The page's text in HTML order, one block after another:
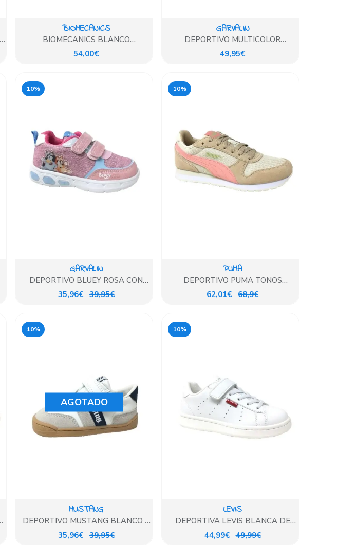
BIOMECANICS
BIOMECANICS BLANCO
ESTAMPADO
54,00€
GARVALIN
DEPORTIVO MULTICOLOR
ESTRELLA VERDE GARVALIN
49,95€
10%
GARVALIN
DEPORTIVO BLUEY ROSA CON
LUCES
35,96€ 39,95€
10%
PUMA
DEPORTIVO PUMA TONOS
PASTELES BEIG Y ROSA
62,01€ 68,9€
10%
AGOTADO
MUSTANG
DEPORTIVO MUSTANG BLANCO Y
AZUL
35,96€ 39,95€
10%
LEVIS
DEPORTIVA LEVIS BLANCA DE
VELCRO
44,99€ 49,99€